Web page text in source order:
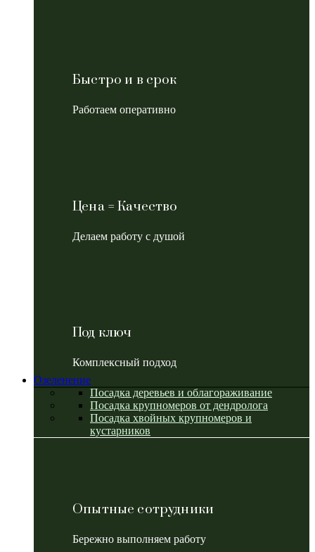
Быстро и в срок
Работаем оперативно
Цена = Качество
Делаем работу с душой
Под ключ
Комплексный подход
Озеленение
Посадка деревьев и облагораживание
Посадка крупномеров от дендролога
Посадка хвойных крупномеров и
кустарников
Опытные сотрудники
Бережно выполняем работу